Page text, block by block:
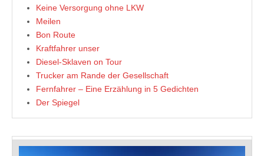
Keine Versorgung ohne LKW
Meilen
Bon Route
Kraftfahrer unser
Diesel-Sklaven on Tour
Trucker am Rande der Gesellschaft
Fernfahrer – Eine Erzählung in 5 Gedichten
Der Spiegel